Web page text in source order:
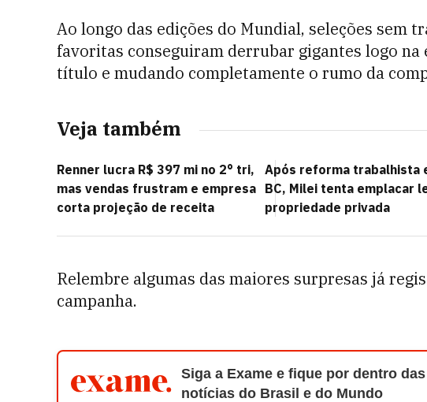
Ao longo das edições do Mundial, seleções sem
favoritas conseguiram derrubar gigantes logo na
título e mudando completamente o rumo da
Veja também
Renner lucra R$ 397 mi no 2° tri,
mas vendas frustram e empresa
corta projeção de receita
Após reforma trabalhista
BC, Milei tenta emplacar
propriedade privada
Relembre algumas das maiores surpresas já
campanha.
Siga a Exame e fique por dentro
notícias do Brasil e do Mundo